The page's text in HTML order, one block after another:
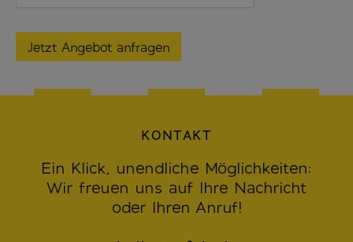
KONTAKT
Ein Klick, unendliche Möglichkeiten:
Wir freuen uns auf Ihre Nachricht
oder Ihren Anruf!